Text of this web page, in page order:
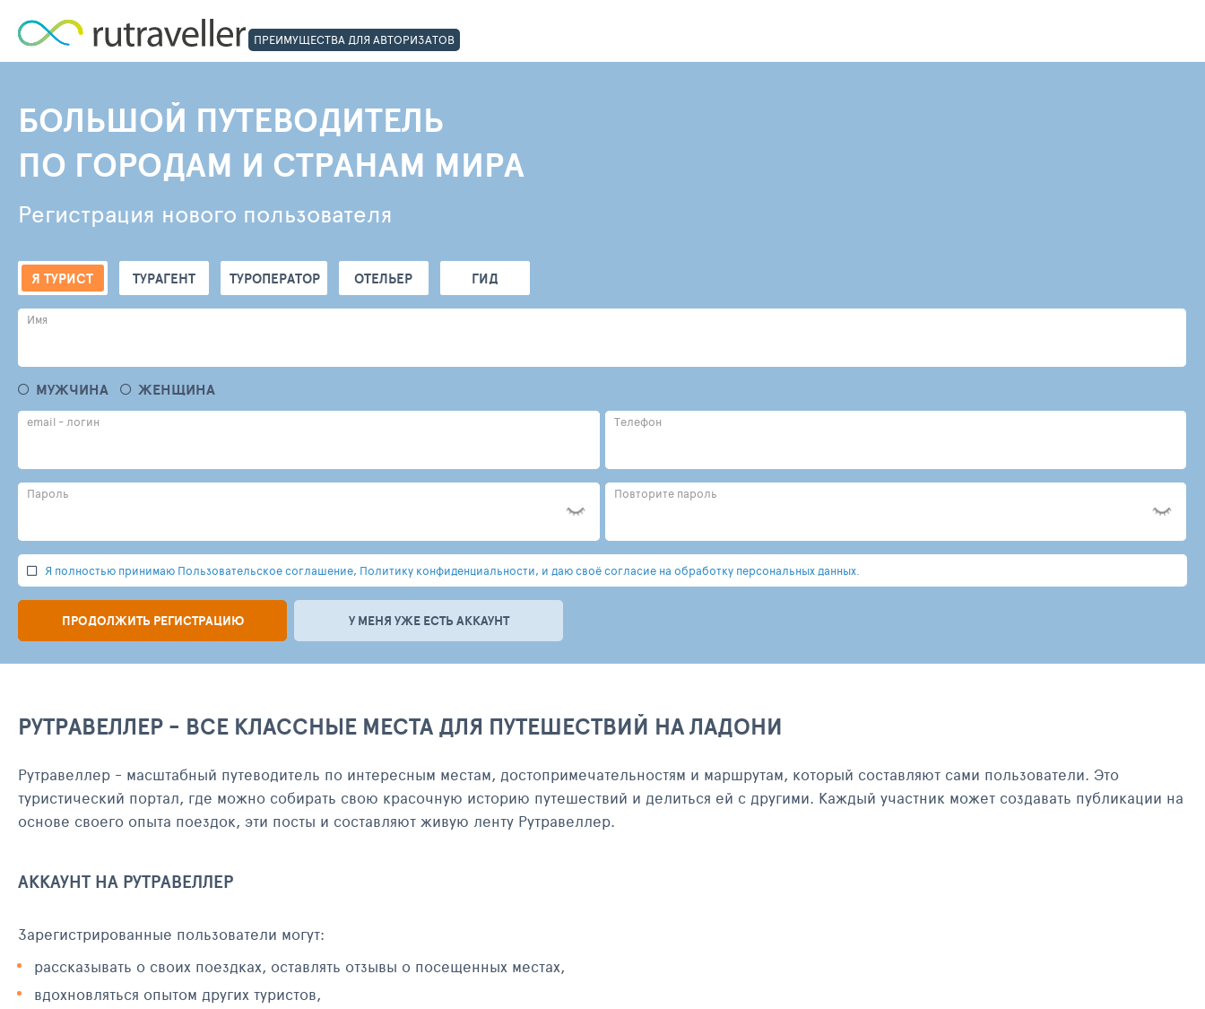
ПРЕИМУЩЕСТВА ДЛЯ АВТОРИЗАТОВ
БОЛЬШОЙ ПУТЕВОДИТЕЛЬ
ПО ГОРОДАМ И СТРАНАМ МИРА
Регистрация нового пользователя
Я ТУРИСТ ТУРАГЕНТ ТУРОПЕРАТОР ОТЕЛЬЕР ГИД
Имя
МУЖЧИНА ЖЕНЩИНА
email - логин Телефон
Пароль Повторите пароль
Я полностью принимаю Пользовательское соглашение, Политику конфиденциальности, и даю своё согласие на обработку персональных данных.
ПРОДОЛЖИТЬ РЕГИСТРАЦИЮ У МЕНЯ УЖЕ ЕСТЬ АККАУНТ
РУТРАВЕЛЛЕР - ВСЕ КЛАССНЫЕ МЕСТА ДЛЯ ПУТЕШЕСТВИЙ НА ЛАДОНИ
Рутравеллер - масштабный путеводитель по интересным местам, достопримечательностям и маршрутам, который составляют сами пользователи. Это
туристический портал, где можно собирать свою красочную историю путешествий и делиться ей с другими. Каждый участник может создавать публикации на
основе своего опыта поездок, эти посты и составляют живую ленту Рутравеллер.
АККАУНТ НА РУТРАВЕЛЛЕР
Зарегистрированные пользователи могут:
рассказывать о своих поездках, оставлять отзывы о посещенных местах,
вдохновляться опытом других туристов,